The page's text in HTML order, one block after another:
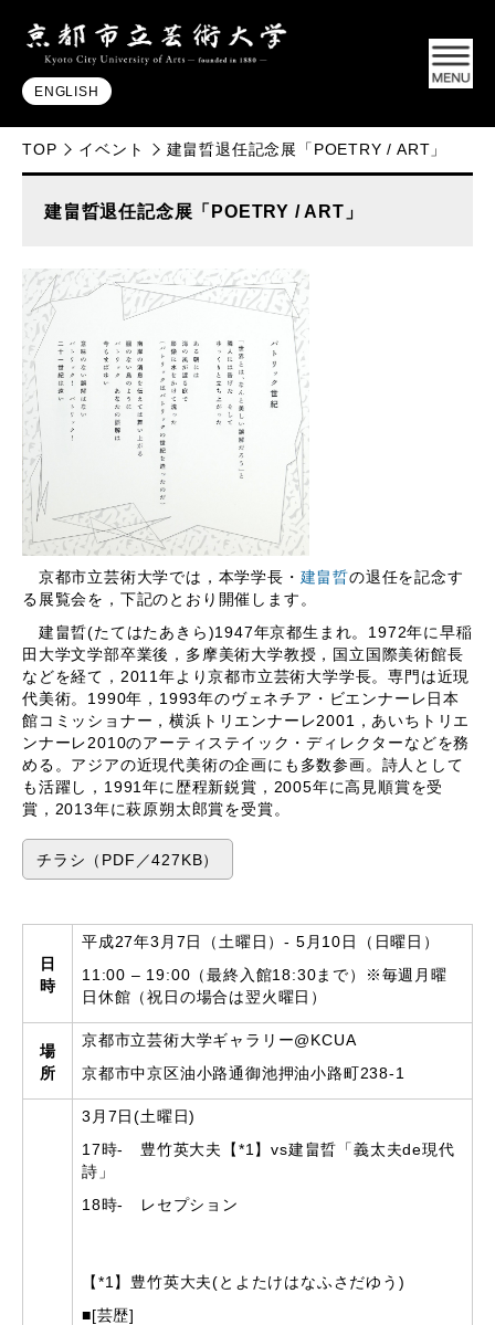
ENGLISH
TOP イベント 建畠晢退任記念展「POETRY / ART」
建畠晢退任記念展「POETRY / ART」
京都市立芸術大学では，本学学長・ 建畠晢の退任を記念す
る展覧会を，下記のとおり開催します。
​ 建畠晢(たてはたあきら)1947年京都生まれ。1972年に早稲
田大学文学部卒業後，多摩美術大学教授，国立国際美術館長
などを経て，2011年より京都市立芸術大学学長。専門は近現
代美術。1990年，1993年のヴェネチア・ビエンナーレ日本
館コミッショナー，横浜トリエンナーレ2001，あいちトリエ
ンナーレ2010のアーティステイック・ディレクターなどを務
める。アジアの近現代美術の企画にも多数参画。詩人として
も活躍し，1991年に歴程新鋭賞，2005年に高見順賞を受
賞，2013年に萩原朔太郎賞を受賞。
チラシ（PDF／427KB）
日
時
平成27年3月7日（土曜日）- 5月10日（日曜日）
11:00 – 19:00（最終入館18:30まで）※毎週月曜
日休館（祝日の場合は翌火曜日）
場
所
京都市立芸術大学ギャラリー@KCUA
京都市中京区油小路通御池押油小路町238-1
3月7日(土曜日)
17時- 豊竹英大夫【*1】vs建畠晢「義太夫de現代
詩」
18時- レセプション
【*1】豊竹英大夫(とよたけはなふさだゆう)
■[芸歴]